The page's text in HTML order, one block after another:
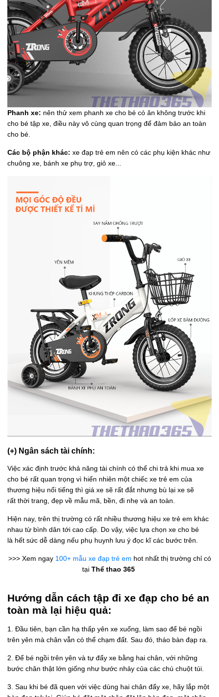
Phanh xe: nên thử xem phanh xe cho bé có ăn không trước khi
cho bé tập xe, điều này vô cùng quan trọng để đảm bảo an toàn
cho bé.
Các bộ phận khác: xe đạp trẻ em nên có các phụ kiện khác như
chuông xe, bánh xe phụ trợ, giỏ xe...
(+) Ngân sách tài chính:
Việc xác định trước khả năng tài chính có thể chi trả khi mua xe
cho bé rất quan trọng vì hiển nhiên một chiếc xe trẻ em của
thương hiệu nổi tiếng thì giá xe sẽ rất đắt nhưng bù lại xe sẽ
rất thời trang, đẹp về mẫu mã, bền, đi nhẹ và an toàn.
Hiện nay, trên thị trường có rất nhiều thương hiệu xe trẻ em khác
nhau từ bình dân tới cao cấp. Do vậy, việc lựa chọn xe cho bé
là hết sức dễ dàng nếu phụ huynh lưu ý đọc kĩ các bước trên.
>>> Xem ngay 100+ mẫu xe đạp trẻ em hot nhất thị trường chỉ có
tại Thể thao 365
Hướng dẫn cách tập đi xe đạp cho bé an
toàn mà lại hiệu quả:
1. Đầu tiên, bạn cần hạ thấp yên xe xuống, làm sao để bé ngồi
trên yên mà chân vẫn có thể chạm đất. Sau đó, tháo bàn đạp ra.
2. Để bé ngồi trên yên và tự đẩy xe bằng hai chân, với những
bước chân thật lớn giống như bước nhảy của các chú chuột túi.
3. Sau khi bé đã quen với việc dùng hai chân đẩy xe, hãy lắp một